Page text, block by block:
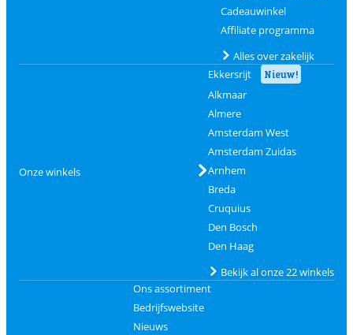
Cadeauwinkel
Affiliate programma
Alles over zakelijk
Onze winkels
Ekkersrijt Nieuw!
Alkmaar
Almere
Amsterdam West
Amsterdam Zuidas
Arnhem
Breda
Cruquius
Den Bosch
Den Haag
Bekijk al onze 22 winkels
Ons assortiment
Bedrijfswebsite
Nieuws